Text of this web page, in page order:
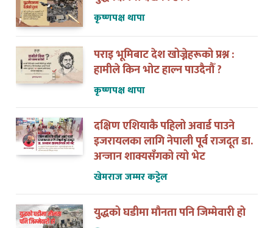
कृष्णपक्ष थापा
पराइ भूमिबाट देश खोज्नेहरूको प्रश्न :
हामीले किन भोट हाल्न पाउदैनौँ ?
कृष्णपक्ष थापा
दक्षिण एशियाकै पहिलो अवार्ड पाउने
इजरायलका लागि नेपाली पूर्व राजदूत डा.
अन्जान शाक्यसँगको त्यो भेट
खेमराज जम्मर कट्टेल
युद्धको घडीमा मौनता पनि जिम्मेवारी हो